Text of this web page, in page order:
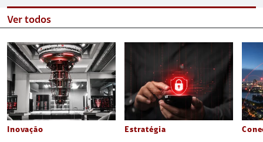
Ver todos
Inovação Estratégia